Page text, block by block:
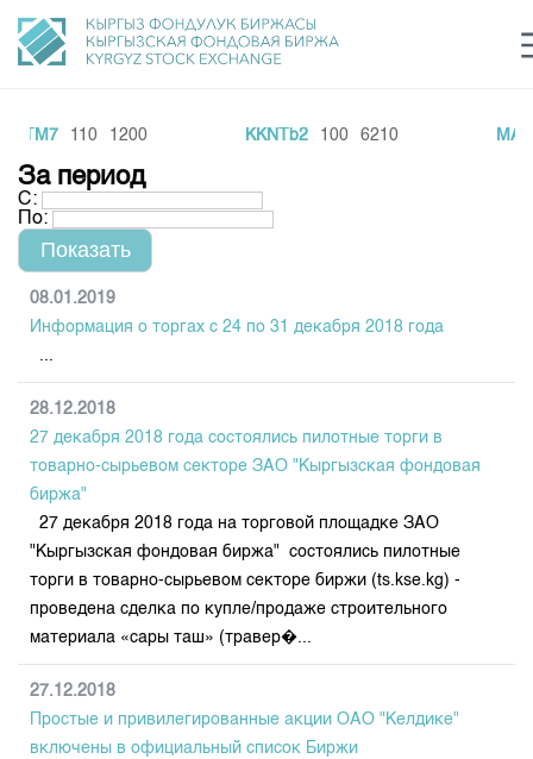
Финансовый рынок KG
О нас
Общая информация
Акционеры
Руководство
Внутренний аудитор
Комитеты
Участники торгов
Наши партнеры
Cтратегия развития
Корпоративные документы
Контакты
Направления
Товарно-сырьевой сектор
Центр раскрытия информации
Тарифы
Аналитика
Финансовый рынок KG
Пресс-клуб
25 лет ЗАО КФБ
Биржевая деятельность
Депозитарная деятельность
Центр раскрытия информации
Статистика торгов
Итоги последних торгов
Архив торгов
Индекс и Капитализация
Котировки по ЦБ
Котировки по драг. металлам
Расписание аукционов по ГЦБ
Результаты аукционов ГЦБ
Объем ГЦБ в обращении
Учебный центр
Общая информация
План работы на год
110 1200 KKNTb2 100 6210 MAIR6
За период
С:
По:
08.01.2019
Информация о торгах c 24 по 31 декабря 2018 года
...
28.12.2018
27 декабря 2018 года состоялись пилотные торги в
товарно-сырьевом секторе ЗАО "Кыргызская фондовая
биржа"
27 декабря 2018 года на торговой площадке ЗАО
"Кыргызская фондовая биржа" состоялись пилотные
торги в товарно-сырьевом секторе биржи (ts.kse.kg) -
проведена сделка по купле/продаже строительного
материала «сары таш» (травер�...
27.12.2018
Простые и привилегированные акции ОАО "Келдике"
включены в официальный список Биржи